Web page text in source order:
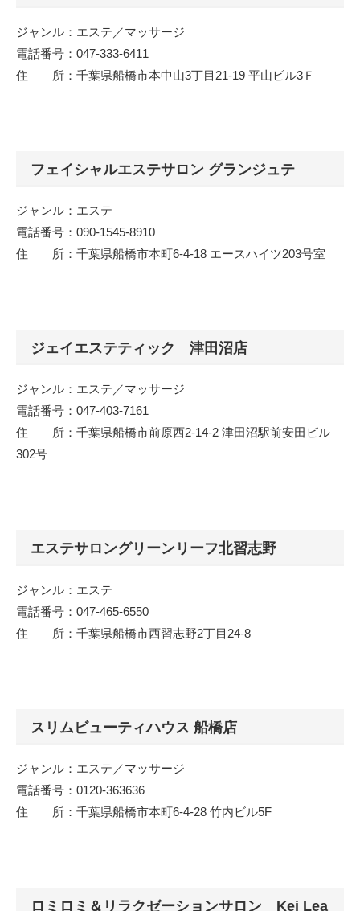
ジャンル：エステ／マッサージ
電話番号：047-333-6411
住 所：千葉県船橋市本中山3丁目21-19 平山ビル3Ｆ
フェイシャルエステサロン グランジュテ
ジャンル：エステ
電話番号：090-1545-8910
住 所：千葉県船橋市本町6-4-18 エースハイツ203号室
ジェイエステティック 津田沼店
ジャンル：エステ／マッサージ
電話番号：047-403-7161
住 所：千葉県船橋市前原西2-14-2 津田沼駅前安田ビル
302号
エステサロングリーンリーフ北習志野
ジャンル：エステ
電話番号：047-465-6550
住 所：千葉県船橋市西習志野2丁目24-8
スリムビューティハウス 船橋店
ジャンル：エステ／マッサージ
電話番号：0120-363636
住 所：千葉県船橋市本町6-4-28 竹内ビル5F
ロミロミ＆リラクゼーションサロン Kei Lea